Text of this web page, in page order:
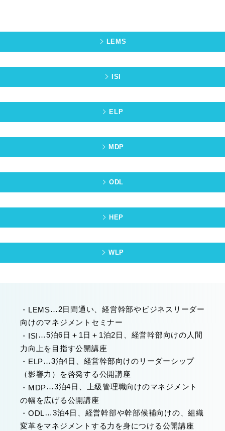
LEMS
ISI
ELP
MDP
ODL
HEP
WLP
・ LEMS…2日間通い、経営幹部やビジネスリーダー
向けのマネジメントセミナー
・ ISI …5泊6日＋1日＋1泊2日、経営幹部向けの人間
力向上を目指す公開講座
・ ELP…3泊4日、経営幹部向けのリーダーシップ
（影響力）を啓発する公開講座
・ MDP…3泊4日、上級管理職向けのマネジメント
の幅を広げる公開講座
・ ODL…3泊4日、経営幹部や幹部候補向けの、組織
変革をマネジメントする力を身につける公開講座